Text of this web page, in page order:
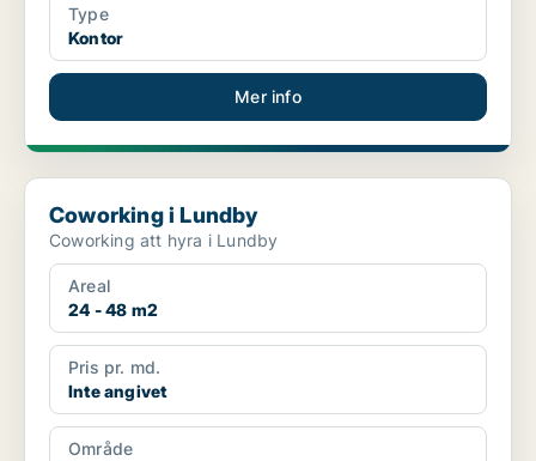
Type
Kontor
Mer info
Coworking i Lundby
Coworking i Lundby
Coworking att hyra i Lundby
Areal
24 - 48 m2
Pris pr. md.
Inte angivet
Område